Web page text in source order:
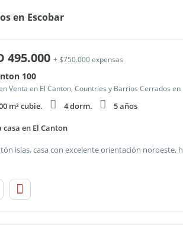
en Escobar
495.000 + $750.000 expensas
100
Venta en El Canton, Countries y Barrios Cerrados en
m² cubie. 4 dorm. 5 años
casa en El Canton